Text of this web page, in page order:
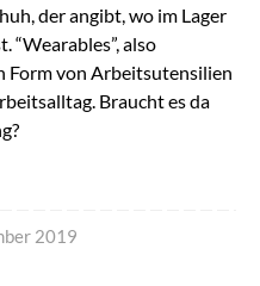
der angibt, wo im Lager
“Wearables”, also
Form von Arbeitsutensilien
Braucht es da
2019